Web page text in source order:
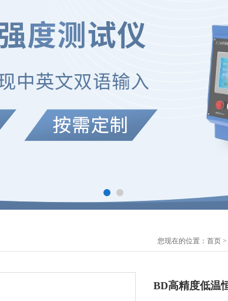
您现在的位置： 首页 >
BD高精度低温